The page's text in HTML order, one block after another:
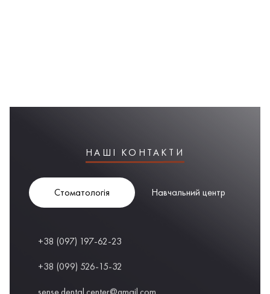
НАШІ КОНТАКТИ
Стоматологія Навчальний центр
+38 (097) 197-62-23
+38 (099) 526-15-32